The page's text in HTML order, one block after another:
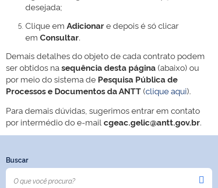
desejada;
Clique em Adicionare depois é só clicar
em Consultar.
Demais detalhes do objeto de cada contrato podem
ser obtidos nasequência desta página(abaixo) ou
por meio do sistema de Pesquisa Pública de
Processos e Documentos da ANTT(clique aqui).
Para demais dúvidas, sugerimos entrar em contato
por intermédio do e-mail cgeac.gelic@antt.gov.br.
Buscar